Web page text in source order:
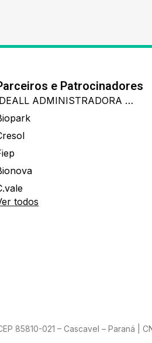
e Patrocinadores
IDEALL ADMINISTRADORA DE BENEFÍCIOS
todos
85810-021 – Cascavel – Paraná |